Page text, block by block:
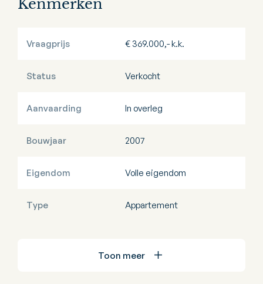
Kenmerken
Vraagprijs € 369.000,- k.k.
Status Verkocht
Aanvaarding In overleg
Bouwjaar 2007
Eigendom Volle eigendom
Type Appartement
Toon meer